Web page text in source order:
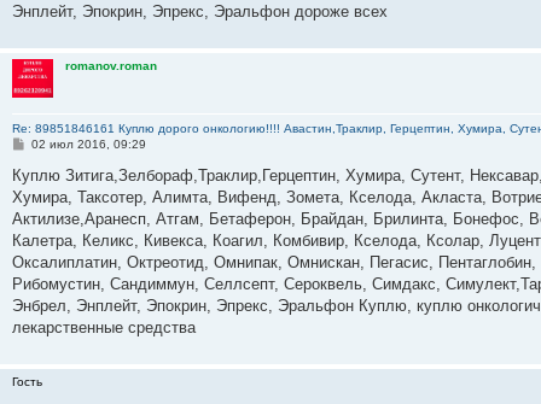
Энплейт, Эпокрин, Эпрекс, Эральфон дороже всех
romanov.roman
Re: 89851846161 Куплю дорого онкологию!!!! Авастин,Траклир, Герцептин, Хумира,
С
о
б
щ
е
и
е
02 июл 2016, 09:29
Куплю Зитига,Зелбораф,Траклир,Герцептин, Хумира, Сутент,
Хумира, Таксотер, Алимта, Вифенд, Зомета, Кселода, Акласта,
Актилизе,Аранесп, Атгам, Бетаферон, Брайдан, Брилинта, Бонефос,
Калетра, Келикс, Кивекса, Коагил, Комбивир, Кселода, Ксолар,
Оксалиплатин, Октреотид, Омнипак, Омнискан, Пегасис,
Рибомустин, Сандиммун, Селлсепт, Сероквель, Симдакс,
Энбрел, Энплейт, Эпокрин, Эпрекс, Эральфон Куплю, куплю
лекарственные средства
Гость